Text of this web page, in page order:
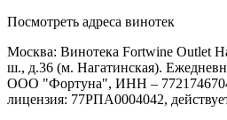
Посмотреть адреса винотек
Москва: Винотека Fortwine Outlet
ш., д.36 (м. Нагатинская).
ООО "Фортуна", ИНН –
лицензия: 77РПА0004042,